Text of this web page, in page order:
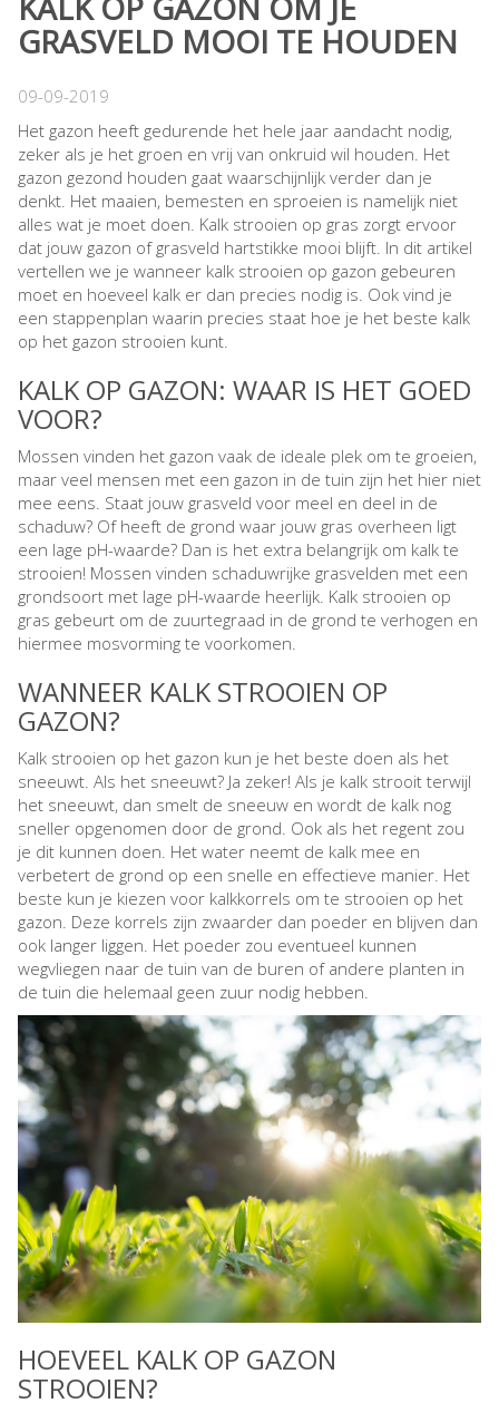
GRASVELD MOOI TE HOUDEN
09-09-2019
Het gazon heeft gedurende het hele jaar aandacht nodig,
zeker als je het groen en vrij van onkruid wil houden. Het
gazon gezond houden gaat waarschijnlijk verder dan je
denkt. Het maaien, bemesten en sproeien is namelijk niet
alles wat je moet doen. Kalk strooien op gras zorgt ervoor
dat jouw gazon of grasveld hartstikke mooi blijft. In dit artikel
vertellen we je wanneer kalk strooien op gazon gebeuren
moet en hoeveel kalk er dan precies nodig is. Ook vind je
een stappenplan waarin precies staat hoe je het beste kalk
op het gazon strooien kunt.
KALK OP GAZON: WAAR IS HET GOED
VOOR?
Mossen vinden het gazon vaak de ideale plek om te groeien,
maar veel mensen met een gazon in de tuin zijn het hier niet
mee eens. Staat jouw grasveld voor meel en deel in de
schaduw? Of heeft de grond waar jouw gras overheen ligt
een lage pH-waarde? Dan is het extra belangrijk om kalk te
strooien! Mossen vinden schaduwrijke grasvelden met een
grondsoort met lage pH-waarde heerlijk. Kalk strooien op
gras gebeurt om de zuurtegraad in de grond te verhogen en
hiermee mosvorming te voorkomen.
WANNEER KALK STROOIEN OP
GAZON?
Kalk strooien op het gazon kun je het beste doen als het
sneeuwt. Als het sneeuwt? Ja zeker! Als je kalk strooit terwijl
het sneeuwt, dan smelt de sneeuw en wordt de kalk nog
sneller opgenomen door de grond. Ook als het regent zou
je dit kunnen doen. Het water neemt de kalk mee en
verbetert de grond op een snelle en effectieve manier. Het
beste kun je kiezen voor kalkkorrels om te strooien op het
gazon. Deze korrels zijn zwaarder dan poeder en blijven dan
ook langer liggen. Het poeder zou eventueel kunnen
wegvliegen naar de tuin van de buren of andere planten in
de tuin die helemaal geen zuur nodig hebben.
HOEVEEL KALK OP GAZON
STROOIEN?